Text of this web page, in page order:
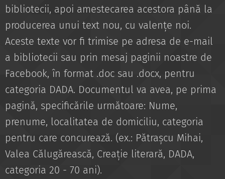
bibliotecii, apoi amestecarea acestora până la
producerea unui text nou, cu valențe noi.
Aceste texte vor fi trimise pe adresa de e-mail
a bibliotecii sau prin mesaj paginii noastre de
Facebook, în format .doc sau .docx, pentru
categoria DADA. Documentul va avea, pe prima
pagină, specificările următoare: Nume,
prenume, localitatea de domiciliu, categoria
pentru care concurează. (ex.: Pătrașcu Mihai,
Valea Călugărească, Creație literară, DADA,
categoria 20 - 70 ani).